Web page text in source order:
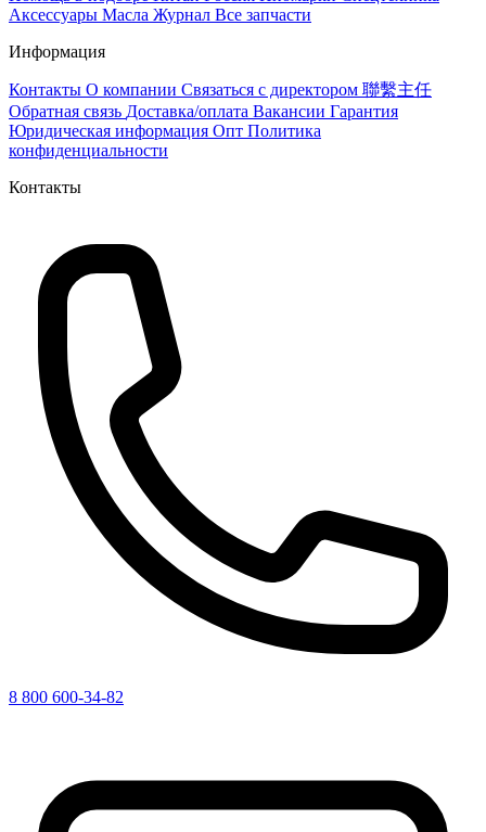
Аксессуары Масла Журнал Все запчасти
Информация
Контакты О компании Связаться с директором 聯繫主任
Обратная связь Доставка/оплата Вакансии Гарантия
Юридическая информация Опт Политика
конфиденциальности
Контакты
8 800 600-34-82